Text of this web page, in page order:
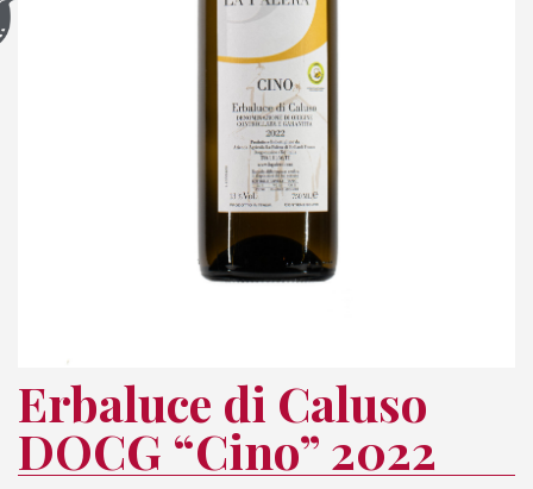
Erbaluce di Caluso
DOCG “Cino” 2022